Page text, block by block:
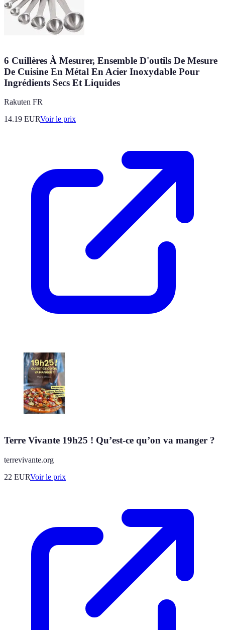
6 Cuillères À Mesurer, Ensemble D'outils De Mesure
De Cuisine En Métal En Acier Inoxydable Pour
Ingrédients Secs Et Liquides
Rakuten FR
14.19 EURVoir le prix
Terre Vivante 19h25 ! Qu’est-ce qu’on va manger ?
terrevivante.org
22 EURVoir le prix